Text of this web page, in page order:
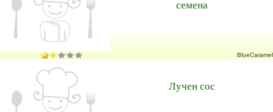
семена
BlueCaramel
Лучен сос